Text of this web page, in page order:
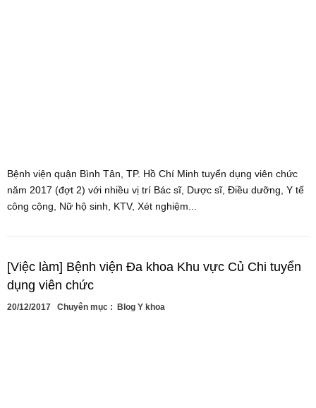
Bệnh viện quận Bình Tân, TP. Hồ Chí Minh tuyển dụng viên chức
năm 2017 (đợt 2) với nhiều vị trí Bác sĩ, Dược sĩ, Điều dưỡng, Y tế
công cộng, Nữ hộ sinh, KTV, Xét nghiệm...
[Việc làm] Bệnh viện Đa khoa Khu vực Củ Chi tuyển
dụng viên chức
20/12/2017 Chuyên mục : Blog Y khoa